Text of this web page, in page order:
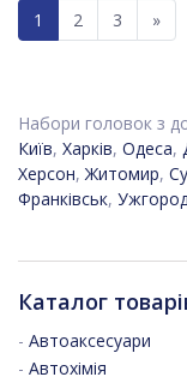
1 2 3 »
Набори головок з
Київ, Харків, Одеса,
Херсон,Житомир,
Франківськ,
Каталог
- Автоаксесуари
- Автохімія